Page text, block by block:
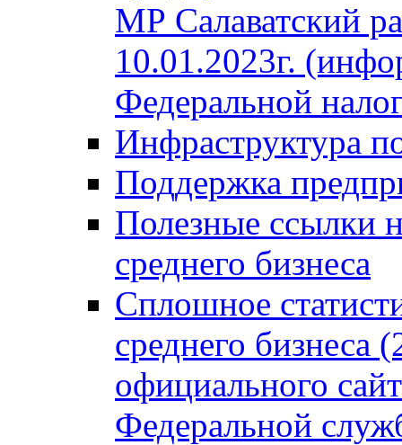
МР Салаватский
10.01.2023г.
Федеральной
Инфраструктура
Поддержка
Полезные ссылки
среднего бизнеса
Сплошное
среднего бизнеса
официального
Федеральной